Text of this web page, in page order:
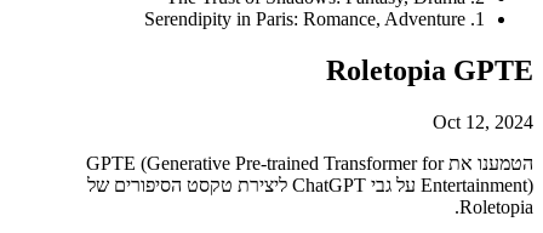
1. Serendipity in Paris: Romance, Adventure
Roletopia GPTE
Oct 12, 2024
הטמענו את GPTE (Generative Pre-trained Transformer for
Entertainment) על גבי ChatGPT ליצירת טקסט הסיפורים של
Roletopia.